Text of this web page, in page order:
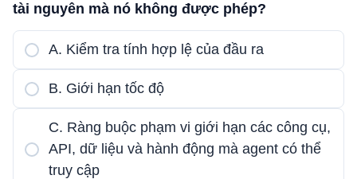
tài nguyên mà nó không được phép?
A. Kiểm tra tính hợp lệ của đầu ra
B. Giới hạn tốc độ
C. Ràng buộc phạm vi giới hạn các công cụ,
API, dữ liệu và hành động mà agent có thể
truy cập